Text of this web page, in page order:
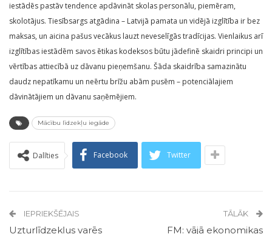
iestādēs pastāv tendence apdāvināt skolas personālu, piemēram,
skolotājus. Tiesībsargs atgādina – Latvijā pamata un vidējā izglītība ir bez
maksas, un aicina pašus vecākus lauzt neveselīgās tradīcijas. Vienlaikus arī
izglītības iestādēm savos ētikas kodeksos būtu jādefinē skaidri principi un
vērtības attiecībā uz dāvanu pieņemšanu. Šāda skaidrība samazinātu
daudz nepatīkamu un neērtu brīžu abām pusēm – potenciālajiem
dāvinātājiem un dāvanu saņēmējiem.
Mācību līdzekļu iegāde
Dalīties Facebook Twitter
IEPRIEKŠĒJAIS
Uzturlīdzekļus varēs
TĀLĀK
FM: vājā ekonomikas